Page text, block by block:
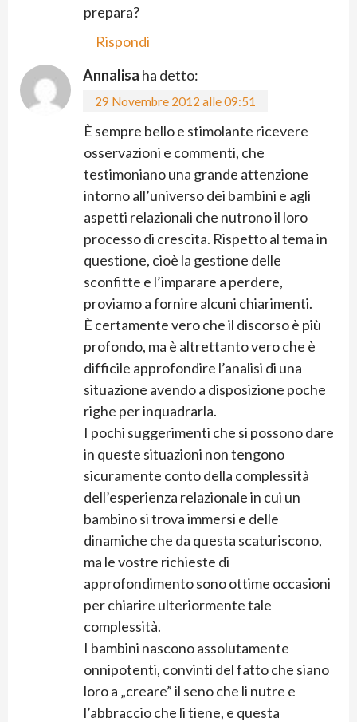
prepara?
Rispondi
Annalisa ha detto:
29 Novembre 2012 alle 09:51
È sempre bello e stimolante ricevere
osservazioni e commenti, che
testimoniano una grande attenzione
intorno all’universo dei bambini e agli
aspetti relazionali che nutrono il loro
processo di crescita. Rispetto al tema in
questione, cioè la gestione delle
sconfitte e l’imparare a perdere,
proviamo a fornire alcuni chiarimenti.
È certamente vero che il discorso è più
profondo, ma è altrettanto vero che è
difficile approfondire l’analisi di una
situazione avendo a disposizione poche
righe per inquadrarla.
I pochi suggerimenti che si possono dare
in queste situazioni non tengono
sicuramente conto della complessità
dell’esperienza relazionale in cui un
bambino si trova immersi e delle
dinamiche che da questa scaturiscono,
ma le vostre richieste di
approfondimento sono ottime occasioni
per chiarire ulteriormente tale
complessità.
I bambini nascono assolutamente
onnipotenti, convinti del fatto che siano
loro a „creare” il seno che li nutre e
l’abbraccio che li tiene, e questa